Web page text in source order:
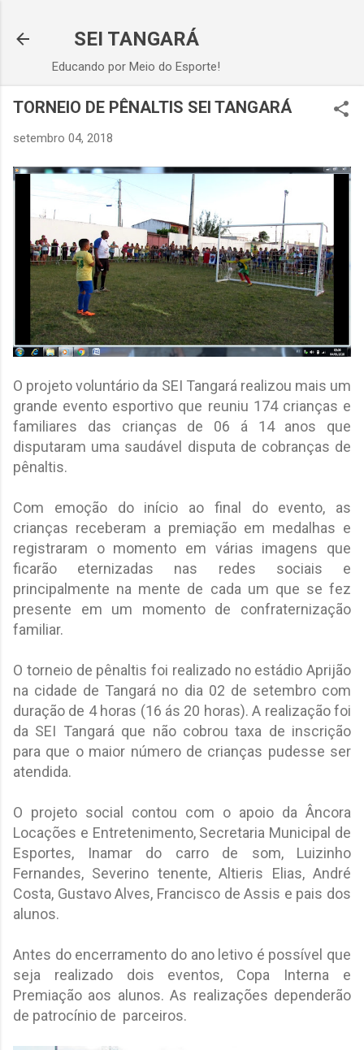
SEI TANGARÁ
Educando por Meio do Esporte!
TORNEIO DE PÊNALTIS SEI TANGARÁ
setembro 04, 2018
O projeto voluntário da SEI Tangará realizou mais um
grande evento esportivo que reuniu 174 crianças e
familiares das crianças de 06 á 14 anos que
disputaram uma saudável disputa de cobranças de
pênaltis.
Com emoção do início ao final do evento, as
crianças receberam a premiação em medalhas e
registraram o momento em várias imagens que
ficarão eternizadas nas redes sociais e
principalmente na mente de cada um que se fez
presente em um momento de confraternização
familiar.
O torneio de pênaltis foi realizado no estádio Aprijão
na cidade de Tangará no dia 02 de setembro com
duração de 4 horas (16 ás 20 horas). A realização foi
da SEI Tangará que não cobrou taxa de inscrição
para que o maior número de crianças pudesse ser
atendida.
O projeto social contou com o apoio da Âncora
Locações e Entretenimento, Secretaria Municipal de
Esportes, Inamar do carro de som, Luizinho
Fernandes, Severino tenente, Altieris Elias, André
Costa, Gustavo Alves, Francisco de Assis e pais dos
alunos.
Antes do encerramento do ano letivo é possível que
seja realizado dois eventos, Copa Interna e
Premiação aos alunos. As realizações dependerão
de patrocínio de parceiros.